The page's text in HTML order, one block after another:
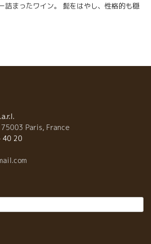
詰まったワイン。 髭をはやし、性格的も穏
セナ。旨し！ ★Thomas Picot –
ンのコスミック。 ザルバは見ての通り、チ
のような雰囲気。 無駄の無い、かつまさに
れ詰まった、研ぎ澄まされたワイン。 カリ
ラン、グリのキュヴェ、オンカリダスは、
料。 ちょうどMas Pellisserマス・ペリセー
のスペイン自然派を引っ張っていく、輝く
事で、セミヨンの苦味、アロマが、より複
。 赤は安心感溢れるバランス。
Paris, France
40 20